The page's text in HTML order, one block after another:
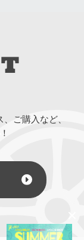
ご購入など、